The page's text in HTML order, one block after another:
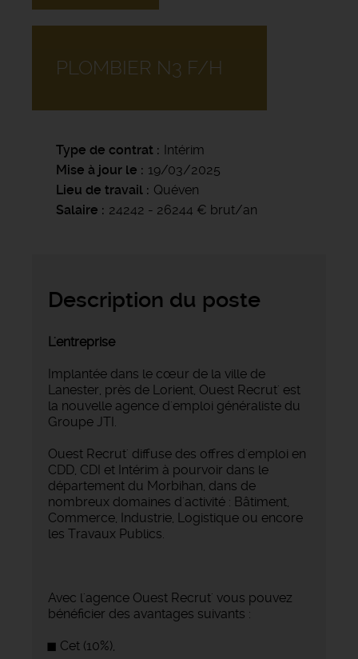
PLOMBIER N3 F/H
Type de contrat
Intérim
Mise à jour le
19/03/2025
Lieu de travail
Quéven
Salaire
24242 - 26244 € brut/an
Description du poste
L'entreprise
Implantée dans le cœur de la ville de
Lanester, près de Lorient, Ouest Recrut' est
la nouvelle agence d'emploi généraliste du
Groupe JTI.
Ouest Recrut' diffuse des offres d'emploi en
CDD, CDI et Intérim à pourvoir dans le
département du Morbihan, dans de
nombreux domaines d'activité : Bâtiment,
Commerce, Industrie, Logistique ou encore
les Travaux Publics.
Avec l'agence Ouest Recrut' vous pouvez
bénéficier des avantages suivants :
Cet (10%),